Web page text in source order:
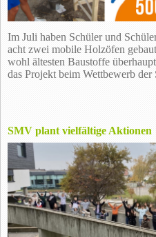
Im Juli haben Schüler und
acht zwei mobile Holzöfen
wohl ältesten Baustoffe
das Projekt beim Wettbewerb
SMV plant vielfältige Aktionen